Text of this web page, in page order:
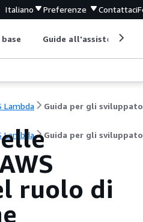
Italiano Preferenze Contattaci
Guide all'assistenza
Lambda Guida per gli
Lambda Guida per gli
ruolo di